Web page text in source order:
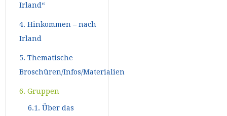
Irland“
4. Hinkommen – nach
Irland
5. Thematische
Broschüren/Infos/Materialien
6. Gruppen
6.1. Über das